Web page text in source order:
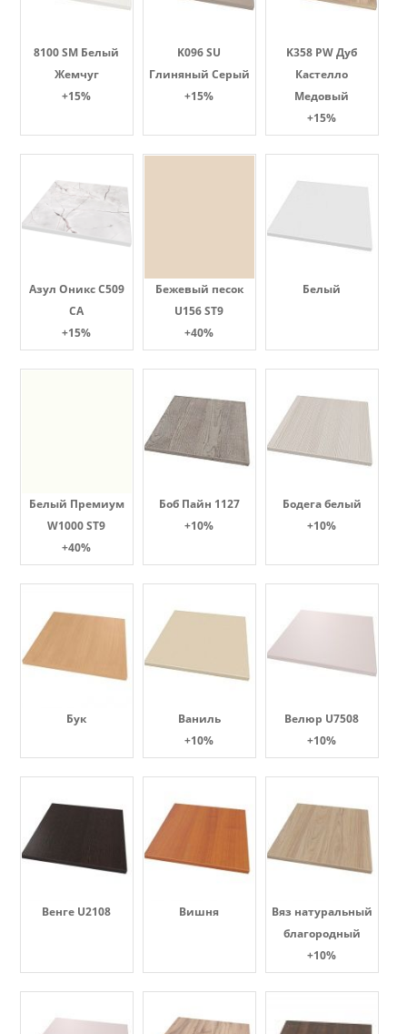
8100 SM Белый
Жемчуг
+15%
K096 SU
Глиняный Серый
+15%
K358 PW Дуб
Кастелло
Медовый
+15%
Азул Оникс С509
СА
+15%
Бежевый песок
U156 ST9
+40%
Белый
Белый Премиум
W1000 ST9
+40%
Боб Пайн 1127
+10%
Бодега белый
+10%
Бук
Ваниль
+10%
Велюр U7508
+10%
Венге U2108 Вишня
Вяз натуральный
благородный
+10%